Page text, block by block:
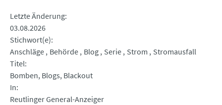
Letzte Änderung
03.08.2026
Stichwort(e)
Anschläge Behörde Blog Serie Strom
Stromausfall
Titel
Bomben, Blogs, Blackout
In
Reutlinger General-Anzeiger